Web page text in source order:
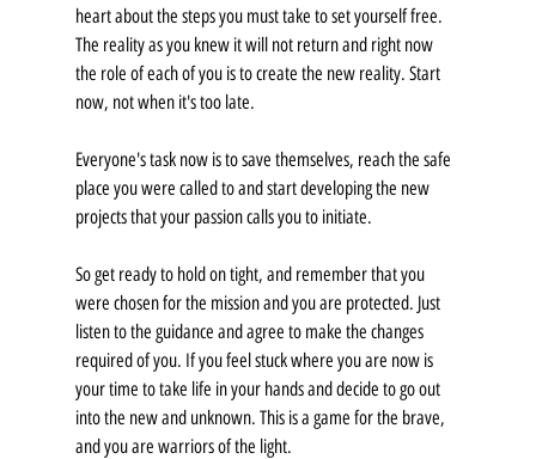
heart about the steps you must take to set yourself free.
The reality as you knew it will not return and right now
the role of each of you is to create the new reality. Start
now, not when it's too late.
Everyone's task now is to save themselves, reach the safe
place you were called to and start developing the new
projects that your passion calls you to initiate.
So get ready to hold on tight, and remember that you
were chosen for the mission and you are protected. Just
listen to the guidance and agree to make the changes
required of you. If you feel stuck where you are now is
your time to take life in your hands and decide to go out
into the new and unknown. This is a game for the brave,
and you are warriors of the light.